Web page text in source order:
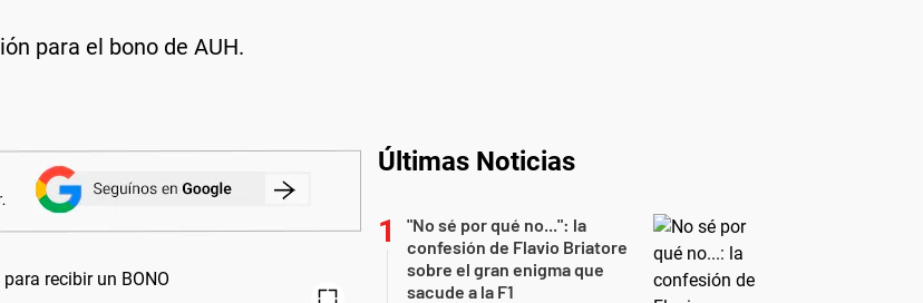
para el bono de AUH.
Últimas Noticias
"No sé por qué no...": la
confesión de Flavio Briatore
sobre el gran enigma que
sacude a la F1